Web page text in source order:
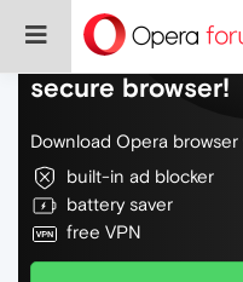
Do more on the
secure browser!
Download Opera browser
built-in ad blocker
battery saver
free VPN